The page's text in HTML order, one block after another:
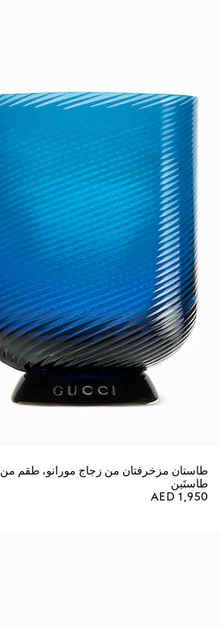
طاستان مزخرفتان من زجاج مورانو، طقم من
طاستَين
AED 1,950